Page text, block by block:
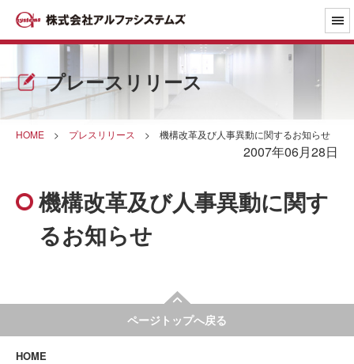
プレースリリース
HOME > プレスリリース > 機構改革及び人事異動に関するお知らせ
2007年06月28日
機構改革及び人事異動に関す
るお知らせ
ページトップへ戻る
HOME